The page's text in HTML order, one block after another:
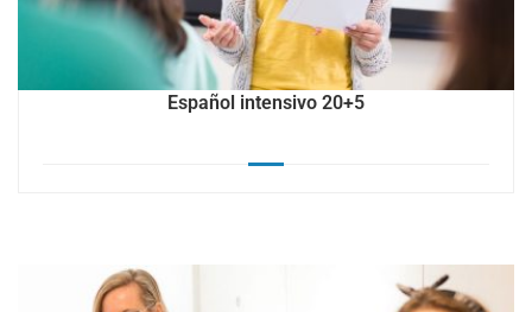
Español intensivo 20+5